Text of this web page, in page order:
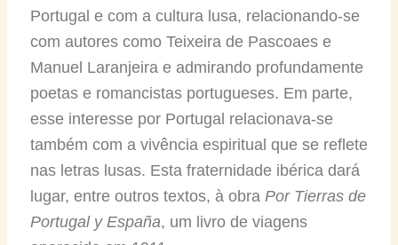
Portugal e com a cultura lusa, relacionando-se
com autores como Teixeira de Pascoaes e
Manuel Laranjeira e admirando profundamente
poetas e romancistas portugueses. Em parte,
esse interesse por Portugal relacionava-se
também com a vivência espiritual que se reflete
nas letras lusas. Esta fraternidade ibérica dará
lugar, entre outros textos, à obra Por Tierras de
Portugal y España, um livro de viagens